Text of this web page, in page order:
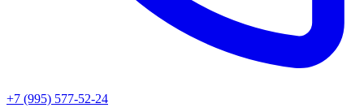
+7 (995) 577-52-24